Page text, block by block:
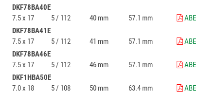
DKF78BA40E
7.5 x 17
5 / 112 40 mm 57.1 mm
ABE
DKF78BA41E
7.5 x 17
5 / 112 41 mm 57.1 mm
ABE
DKF78BA46E
7.5 x 17
5 / 112 46 mm 57.1 mm
ABE
DKF1HBA50E
7.0 x 18
5 / 108 50 mm 63.4 mm
ABE